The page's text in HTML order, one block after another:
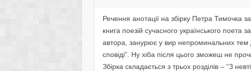
Речення анотації на збірку Петра Тимочка
книга поезій сучасного українського поета
автора, занурює у вир непроминальних тем
сповіді”. Ну хіба після цього зможеш не
Збірка складається з трьох розділів – “З